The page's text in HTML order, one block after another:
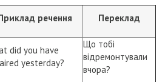
речення Переклад
did you have
yesterday?
Що тобі
відремонтували
вчора?